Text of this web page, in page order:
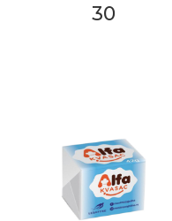
30